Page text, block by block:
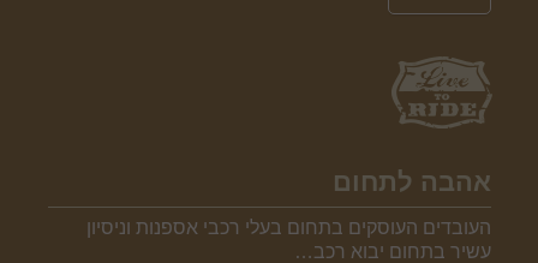
אהבה לתחום
העובדים העוסקים בתחום בעלי רכבי אספנות וניסיון
עשיר בתחום יבוא רכב…